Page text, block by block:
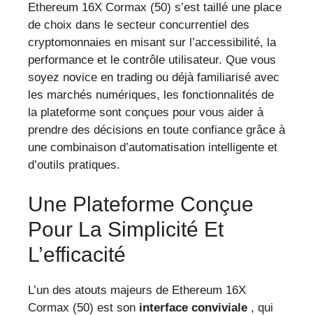
Ethereum 16X Cormax (50) s’est taillé une place
de choix dans le secteur concurrentiel des
cryptomonnaies en misant sur l’accessibilité, la
performance et le contrôle utilisateur. Que vous
soyez novice en trading ou déjà familiarisé avec
les marchés numériques, les fonctionnalités de
la plateforme sont conçues pour vous aider à
prendre des décisions en toute confiance grâce à
une combinaison d’automatisation intelligente et
d’outils pratiques.
Une Plateforme Conçue
Pour La Simplicité Et
L’efficacité
L’un des atouts majeurs de Ethereum 16X
Cormax (50) est son interface conviviale , qui